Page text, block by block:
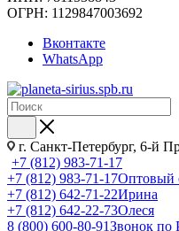
ОГРН: 1129847003692
Вконтакте
WhatsApp
г. Санкт-Петербург, 6-й
+7 (812) 983-71-17
+7 (812) 983-71-17Оптовый
+7 (812) 642-71-22Ирина
+7 (812) 642-22-73Олеся
8 (800) 600-80-91Звонок по